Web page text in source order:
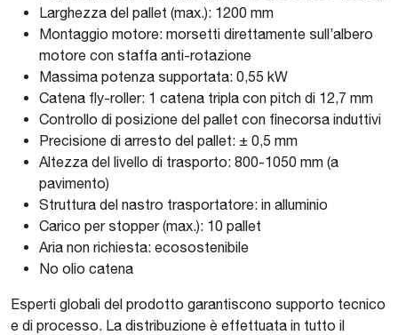
Larghezza del pallet (max.): 1200 mm
Montaggio motore: morsetti direttamente sull’albero
motore con staffa anti-rotazione
Massima potenza supportata: 0,55 kW
Catena fly-roller: 1 catena tripla con pitch di 12,7 mm
Controllo di posizione del pallet con finecorsa induttivi
Precisione di arresto del pallet: ± 0,5 mm
Altezza del livello di trasporto: 800-1050 mm (a
pavimento)
Struttura del nastro trasportatore: in alluminio
Carico per stopper (max.): 10 pallet
Aria non richiesta: ecosostenibile
No olio catena
Esperti globali del prodotto garantiscono supporto tecnico
e di processo. La distribuzione è effettuata in tutto il